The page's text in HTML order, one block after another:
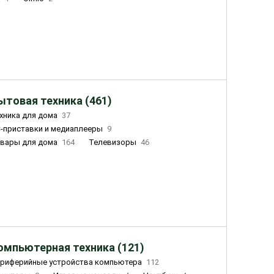
техника (461)
для дома 37
приставки и медиаплееры
9
для дома 164 Телевизоры 46
техника (121)
устройства компьютера 112